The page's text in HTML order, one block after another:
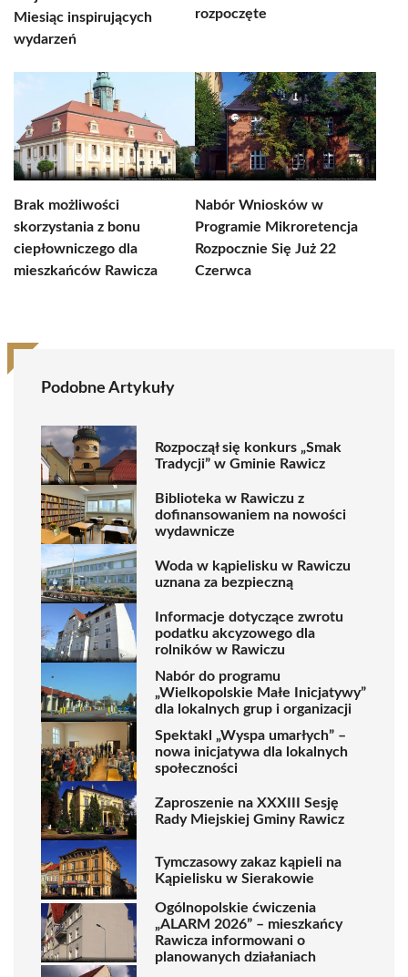
Miesiąc inspirujących
wydarzeń
rozpoczęte
Brak możliwości
skorzystania z bonu
ciepłowniczego dla
mieszkańców Rawicza
Nabór Wniosków w
Programie Mikroretencja
Rozpocznie Się Już 22
Czerwca
Podobne Artykuły
Rozpoczął się konkurs „Smak
Tradycji” w Gminie Rawicz
Biblioteka w Rawiczu z
dofinansowaniem na nowości
wydawnicze
Woda w kąpielisku w Rawiczu
uznana za bezpieczną
Informacje dotyczące zwrotu
podatku akcyzowego dla
rolników w Rawiczu
Nabór do programu
„Wielkopolskie Małe Inicjatywy”
dla lokalnych grup i organizacji
Spektakl „Wyspa umarłych” –
nowa inicjatywa dla lokalnych
społeczności
Zaproszenie na XXXIII Sesję
Rady Miejskiej Gminy Rawicz
Tymczasowy zakaz kąpieli na
Kąpielisku w Sierakowie
Ogólnopolskie ćwiczenia
„ALARM 2026” – mieszkańcy
Rawicza informowani o
planowanych działaniach